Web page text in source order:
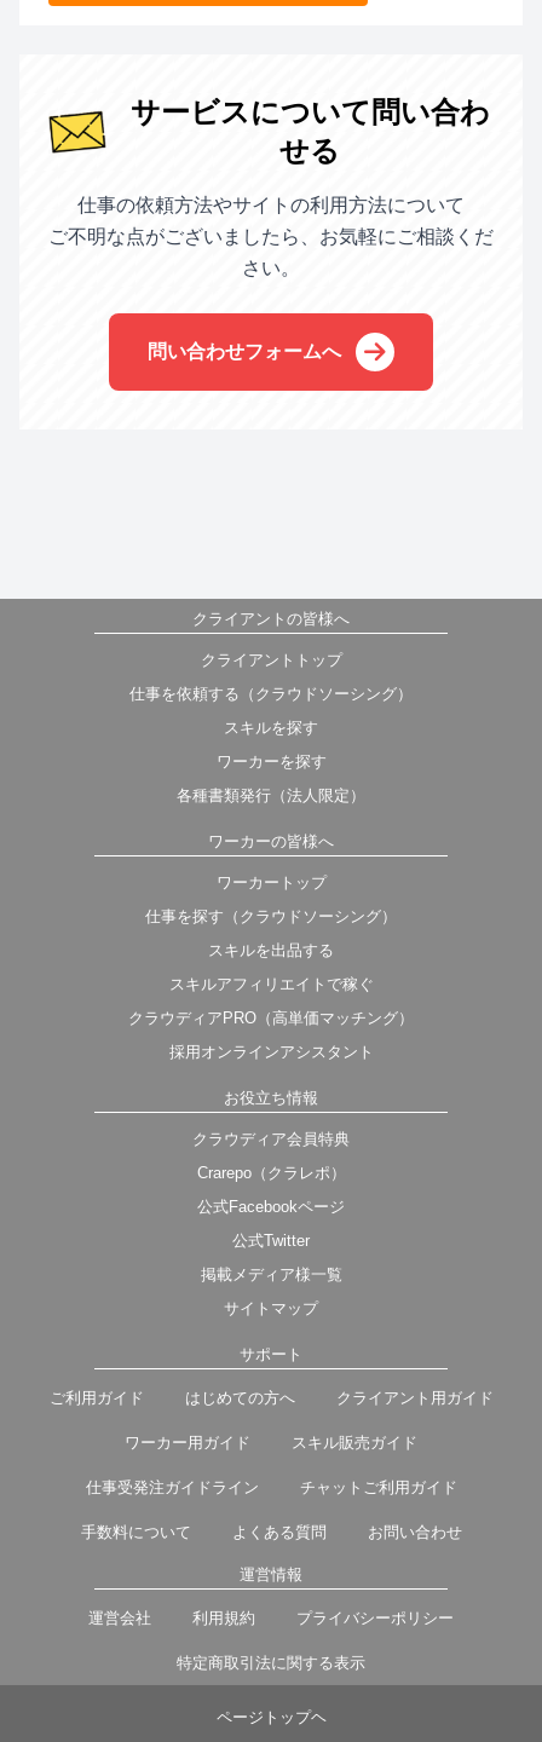
サービスについて問い合わ
せる
仕事の依頼方法やサイトの利用方法について
ご不明な点がございましたら、お気軽にご相談くだ
さい。
問い合わせフォームへ
クライアントの皆様へ
クライアントトップ
仕事を依頼する（クラウドソーシング）
スキルを探す
ワーカーを探す
各種書類発行（法人限定）
ワーカーの皆様へ
ワーカートップ
仕事を探す（クラウドソーシング）
スキルを出品する
スキルアフィリエイトで稼ぐ
クラウディアPRO（高単価マッチング）
採用オンラインアシスタント
お役立ち情報
クラウディア会員特典
Crarepo（クラレポ）
公式Facebookページ
公式Twitter
掲載メディア様一覧
サイトマップ
サポート
ご利用ガイド はじめての方へ クライアント用ガイド
ワーカー用ガイド スキル販売ガイド
仕事受発注ガイドライン チャットご利用ガイド
手数料について よくある質問 お問い合わせ
運営情報
運営会社 利用規約 プライバシーポリシー
特定商取引法に関する表示
ページトップヘ